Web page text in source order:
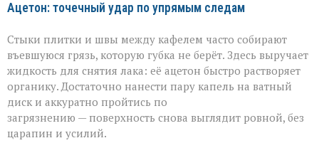
Ацетон: точечный удар по упрямым следам
Стыки плитки и швы между кафелем часто собирают
въевшуюся грязь, которую губка не берёт. Здесь выручает
жидкость для снятия лака: её ацетон быстро растворяет
органику. Достаточно нанести пару капель на ватный
диск и аккуратно пройтись по
загрязнению — поверхность снова выглядит ровной, без
царапин и усилий.